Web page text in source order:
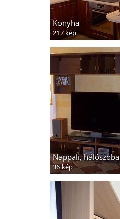
Konyha
217 kép
Nappali, hálószoba
36 kép